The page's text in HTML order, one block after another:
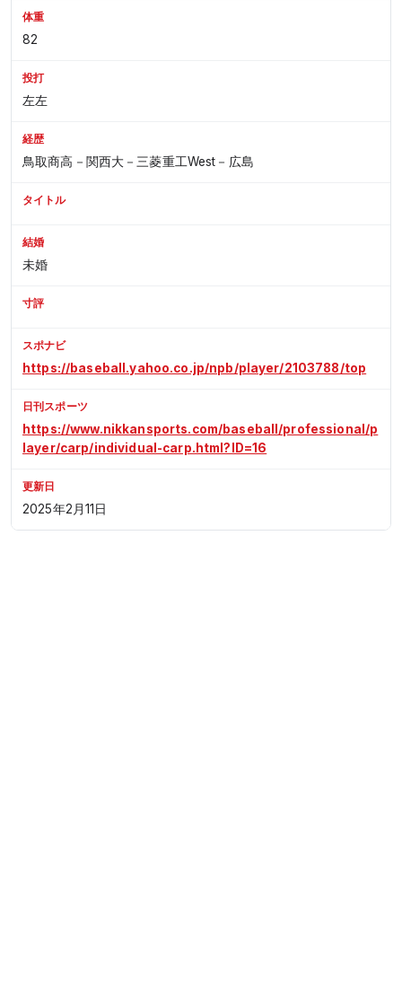
体重
82
投打
左左
経歴
鳥取商高－関西大－三菱重工West－広島
タイトル
結婚
未婚
寸評
スポナビ
https://baseball.yahoo.co.jp/npb/player/2103788/top
日刊スポーツ
https://www.nikkansports.com/baseball/professional/p
layer/carp/individual-carp.html?ID=16
更新日
2025年2月11日